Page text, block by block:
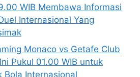
WIB Membawa Informasi
Internasional Yang
Monaco vs Getafe Club
Pukul 01.00 WIB untuk
Bola Internasional